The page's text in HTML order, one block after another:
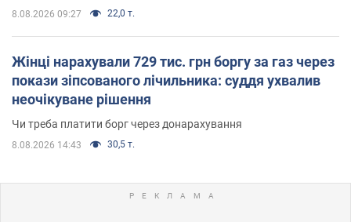
8.08.2026 09:27 22,0 т.
Жінці нарахували 729 тис. грн боргу за газ через
покази зіпсованого лічильника: суддя ухвалив
неочікуване рішення
Чи треба платити борг через донарахування
8.08.2026 14:43 30,5 т.